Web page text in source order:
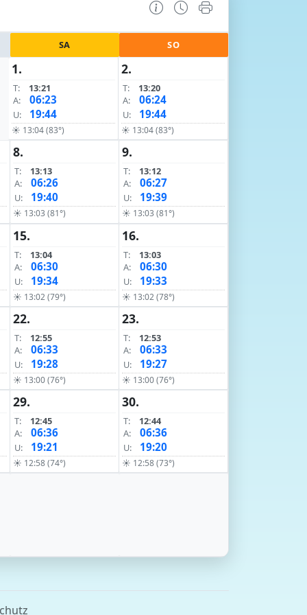
SA SO
1.
T:
13:21
A:
06:23
U: 19:44
☀ 13:04 (83°)
2.
T:
13:20
A:
06:24
U: 19:44
☀ 13:04 (83°)
8.
T:
13:13
A:
06:26
U: 19:40
☀ 13:03 (81°)
9.
T:
13:12
A:
06:27
U: 19:39
☀ 13:03 (81°)
15.
T:
13:04
A:
06:30
U: 19:34
☀ 13:02 (79°)
16.
T:
13:03
A:
06:30
U: 19:33
☀ 13:02 (78°)
22.
T:
12:55
A:
06:33
U: 19:28
☀ 13:00 (76°)
23.
T:
12:53
A:
06:33
U: 19:27
☀ 13:00 (76°)
29.
T:
12:45
A:
06:36
U: 19:21
☀ 12:58 (74°)
30.
T:
12:44
A:
06:36
U: 19:20
☀ 12:58 (73°)